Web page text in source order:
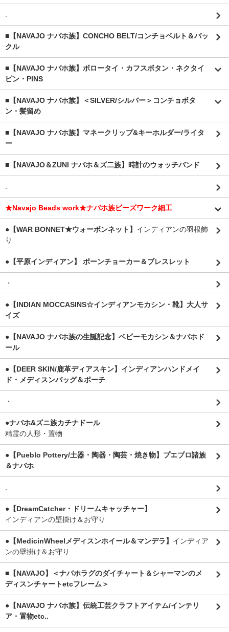
.
■【NAVAJO ナバホ族】CONCHO BELT/コンチョベルト＆バッ
クル
■【NAVAJO ナバホ族】ボロータイ・カフスボタン・ネクタイ
ピン・PINS
■【NAVAJO ナバホ族】＜SILVER/シルバー＞コンチョボタ
ン・髪留め
■【NAVAJO ナバホ族】マネークリップ&キーホルダー/ライタ
ー
■【NAVAJO＆ZUNI ナバホ＆ズ二族】時計のウォッチバンド
.
★Navajo Beads work★ナバホ族ビーズワーク細工
●【WAR BONNET★ウォーボンネット】 インディアンの羽根飾
り
●【平原インディアン】 ボーンチョーカー＆ブレスレット
・
●【INDIAN MOCCASINS☆インディアンモカシン・靴】大人サ
イズ
●【NAVAJO ナバホ族の生誕記念】ベビーモカシン＆ナバホド
ール
●【DEER SKIN/鹿革ディアスキン】インディアンハンドメイ
ド・メディスンバッグ＆ポーチ
・
●ナバホ&ズニ族カチナドール
精霊の人形・置物
●【Pueblo Pottery/土器・陶器・陶芸・焼き物】プエブロ諸族
＆ナバホ
.
●【DreamCatcher・ドリームキャッチャー】
インディアンの壁掛け＆お守り
●【MedicinWheelメディスンホイール＆マンデラ】 インディア
ンの壁掛け＆お守り
■【NAVAJO】＜ナバホラグのダイチャート＆シャーマンのメ
ディスンチャートetcフレーム＞
●【NAVAJO ナバホ族】伝統工芸クラフトアイテム/インテリ
ア・置物etc..